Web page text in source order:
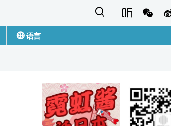
语言